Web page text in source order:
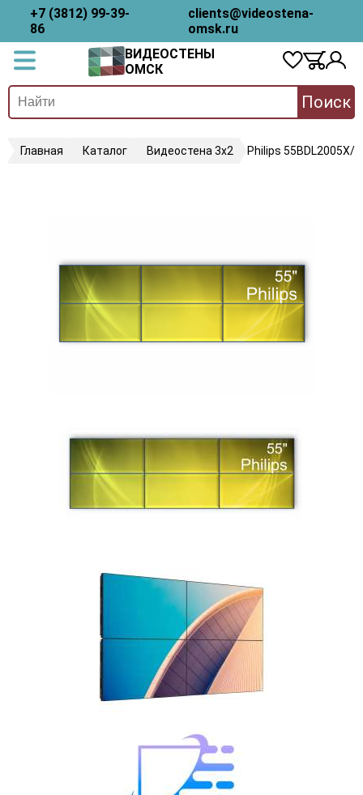
+7 (3812) 99-39-
86
clients@videostena-
omsk.ru
ВИДЕОСТЕНЫ
ОМСК
Поиск
Главная Каталог Видеостена 3х2 Philips 55BDL2005X/